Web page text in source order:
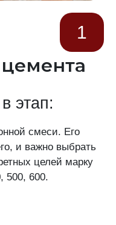
1
этап:
смеси. Его
и важно выбрать
целей марку
500, 600.